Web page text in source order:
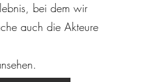
bei dem wir
auch die Akteure